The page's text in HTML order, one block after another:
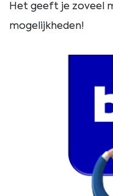
Het geeft je zoveel
mogelijkheden!